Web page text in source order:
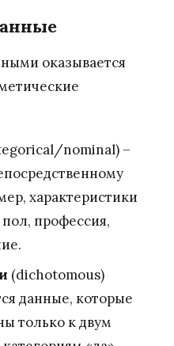
оказывается
nominal) –
характеристики
профессия,
(dichotomous)
данные, которые
только к двум